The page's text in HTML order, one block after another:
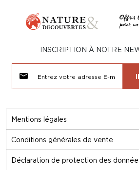
Mentions légales
Conditions générales de vente
Déclaration de protection des
INSCRIPTION À NOTRE